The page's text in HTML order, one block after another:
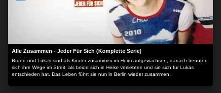
Alle Zusammen - Jeder Für Sich (Komplette Serie)
Bruno und Lukas sind als Kinder zusammen im Heim aufgewachsen, danach trennten
sich ihre Wege im Streit, als beide sich in Heike verliebten und sie sich für Lukas
entschieden hat. Das Leben führt sie nun in Berlin wieder zusammen.